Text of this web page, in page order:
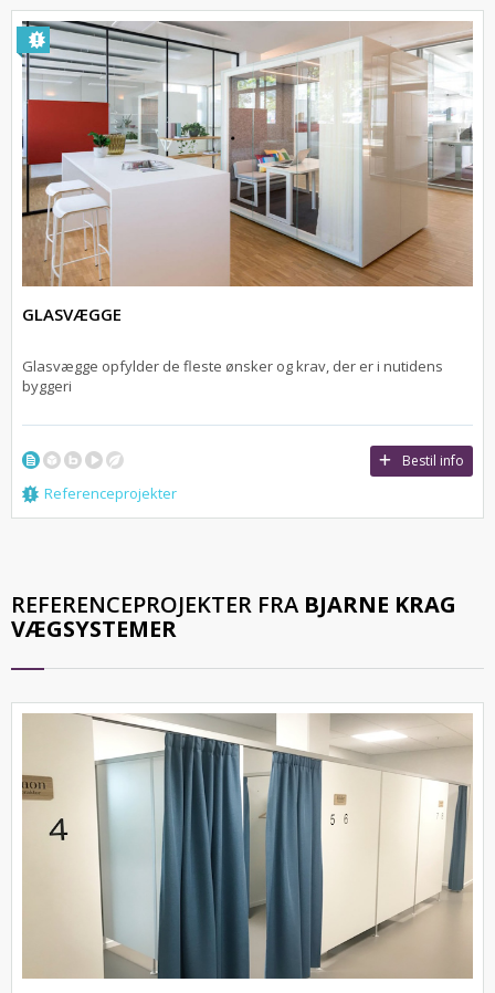
GLASVÆGGE
Glasvægge opfylder de fleste ønsker og krav, der er i nutidens
byggeri
Bestil info
Referenceprojekter
REFERENCEPROJEKTER FRA BJARNE KRAG
VÆGSYSTEMER